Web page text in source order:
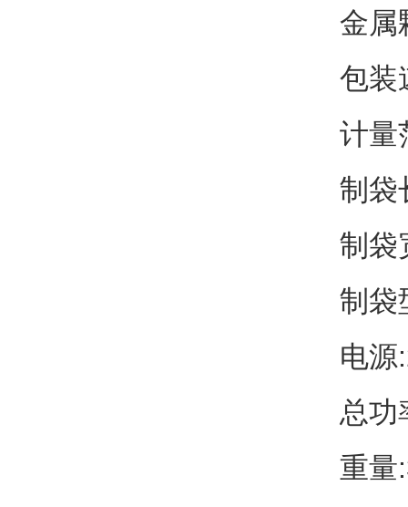
金属
包装
计量
制袋
制袋
制袋
电源
总功
重量